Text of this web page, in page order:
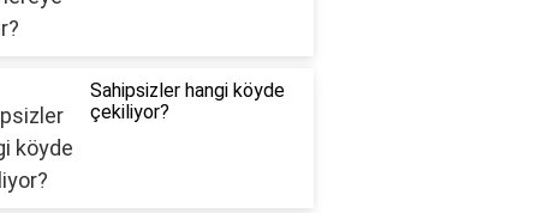
Sahipsizler hangi köyde
çekiliyor?